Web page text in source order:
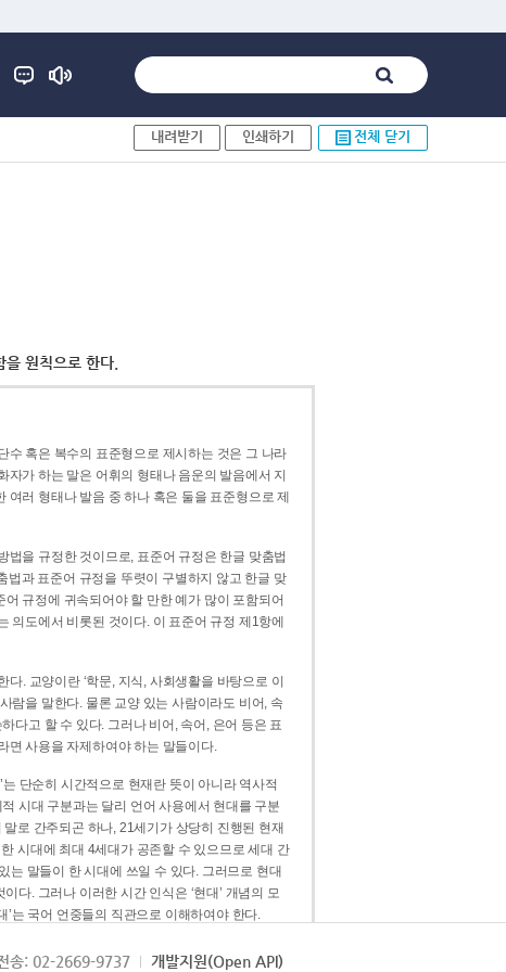
내려받기 인쇄하기 전체 닫기
원칙으로 한다.
수 혹은 복수의 표준형으로 제시하는 것은 그 나라
가 하는 말은 어휘의 형태나 음운의 발음에서 지
러 형태나 발음 중 하나 혹은 둘을 표준형으로 제
을 규정한 것이므로, 표준어 규정은 한글 맞춤법
법과 표준어 규정을 뚜렷이 구별하지 않고 한글 맞
규정에 귀속되어야 할 만한 예가 많이 포함되어
의도에서 비롯된 것이다. 이 표준어 규정 제1항에
. 교양이란 ‘학문, 지식, 사회생활을 바탕으로 이
람을 말한다. 물론 교양 있는 사람이라도 비어, 속
다고 할 수 있다. 그러나 비어, 속어, 은어 등은 표
면 사용을 자제하여야 하는 말들이다.
단순히 시간적으로 현재란 뜻이 아니라 역사적
시대 구분과는 달리 언어 사용에서 현대를 구분
로 간주되곤 하나, 21세기가 상당히 진행된 현재
시대에 최대 4세대가 공존할 수 있으므로 세대 간
는 말들이 한 시대에 쓰일 수 있다. 그러므로 현대
다. 그러나 이러한 시간 인식은 ‘현대’ 개념의 모
’는 국어 언중들의 직관으로 이해하여야 한다.
용어적 성격을 가장 크게 드러내 주는 기준이다.
송: 02-2669-9737 개발지원(Open API)